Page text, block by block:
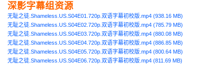
深影字幕组资源
无耻之徒.Shameless.US.S04E01.720p.双语字幕初校版.mp4 (938.16 MB)
无耻之徒.Shameless.US.S04E02.720p.双语字幕初校版.mp4 (785.79 MB)
无耻之徒.Shameless.US.S04E03.720p.双语字幕初校版.mp4 (880.08 MB)
无耻之徒.Shameless.US.S04E04.720p.双语字幕初校版.mp4 (886.85 MB)
无耻之徒.Shameless.US.S04E05.720p.双语字幕初校版.mp4 (800.64 MB)
无耻之徒.Shameless.US.S04E06.720p.双语字幕初校版.mp4 (811.69 MB)